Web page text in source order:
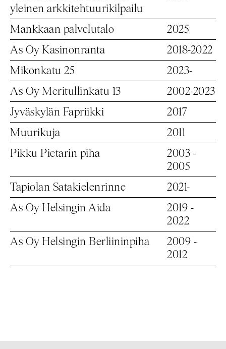
yleinen arkkitehtuurikilpailu
Mankkaan palvelutalo
2025
As Oy Kasinonranta
2018-2022
Mikonkatu 25
2023-
As Oy Meritullinkatu 13
2002-2023
Jyväskylän Fapriikki
2017
Muurikuja
2011
Pikku Pietarin piha
2003 -
2005
Tapiolan Satakielenrinne
2021-
As Oy Helsingin Aida
2019 -
2022
As Oy Helsingin Berliininpiha
2009 -
2012